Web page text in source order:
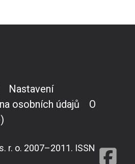
Nastavení
osobních údajů
O
r. o. 2007–2011. ISSN